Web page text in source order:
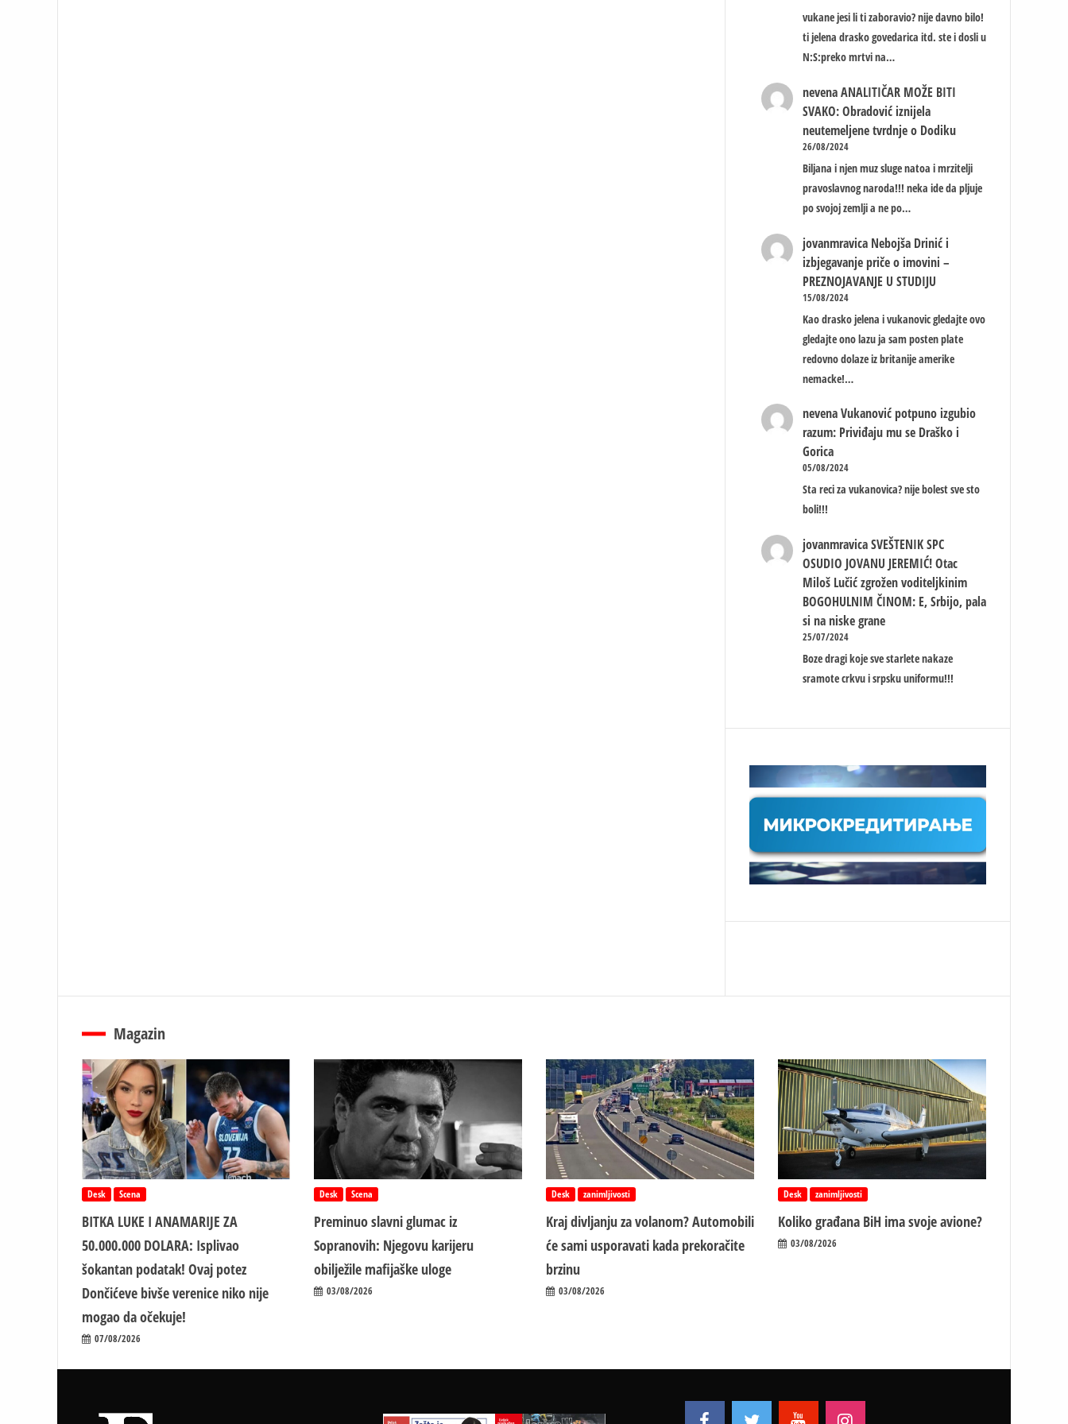
vukane jesi li ti zaboravio? nije davno bilo!
ti jelena drasko govedarica itd. ste i dosli u
N:S:preko mrtvi na…
nevena ANALITIČAR MOŽE BITI
SVAKO: Obradović iznijela
neutemeljene tvrdnje o Dodiku
26/08/2024
Biljana i njen muz sluge natoa i mrzitelji
pravoslavnog naroda!!! neka ide da pljuje
po svojoj zemlji a ne po…
jovanmravica Nebojša Drinić i
izbjegavanje priče o imovini –
PREZNOJAVANJE U STUDIJU
15/08/2024
Kao drasko jelena i vukanovic gledajte ovo
gledajte ono lazu ja sam posten plate
redovno dolaze iz britanije amerike
nemacke!…
nevena Vukanović potpuno izgubio
razum: Priviđaju mu se Draško i
Gorica
05/08/2024
Sta reci za vukanovica? nije bolest sve sto
boli!!!
jovanmravica SVEŠTENIK SPC
OSUDIO JOVANU JEREMIĆ! Otac
Miloš Lučić zgrožen voditeljkinim
BOGOHULNIM ČINOM: E, Srbijo, pala
si na niske grane
25/07/2024
Boze dragi koje sve starlete nakaze
sramote crkvu i srpsku uniformu!!!
Magazin
Desk Scena
BITKA LUKE I ANAMARIJE ZA
50.000.000 DOLARA: Isplivao
šokantan podatak! Ovaj potez
Dončićeve bivše verenice niko nije
mogao da očekuje!
07/08/2026
Desk Scena
Preminuo slavni glumac iz
Sopranovih: Njegovu karijeru
obilježile mafijaške uloge
03/08/2026
Desk zanimljivosti
Kraj divljanju za volanom? Automobili
će sami usporavati kada prekoračite
brzinu
03/08/2026
Desk zanimljivosti
Koliko građana BiH ima svoje avione?
03/08/2026